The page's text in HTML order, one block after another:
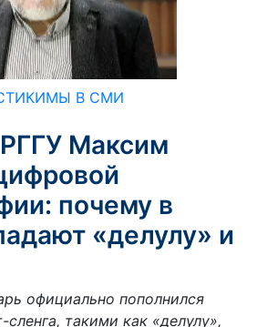
МЫ В СМИ
Максим
почему в
«делулу» и
официально пополнился
такими как «делулу»,